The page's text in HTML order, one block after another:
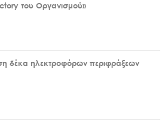
του Οργανισμού»
δέκα ηλεκτροφόρων περιφράξεων